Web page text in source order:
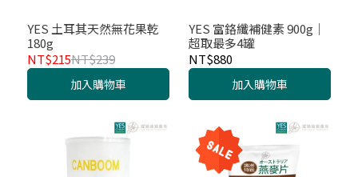
YES 土耳其天然無花果乾
180g
NT$215NT$239
加入購物車
YES 富鉻纖補健素 900g｜
超取最多4罐
NT$880
加入購物車